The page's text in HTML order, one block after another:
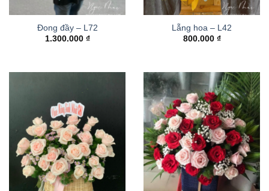
Đong đầy – L72
1.300.000 ₫
Lẵng hoa – L42
800.000 ₫